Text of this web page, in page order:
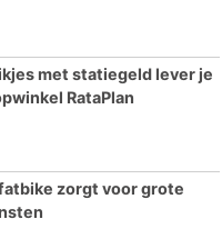
met statiegeld lever je
RataPlan
zorgt voor grote